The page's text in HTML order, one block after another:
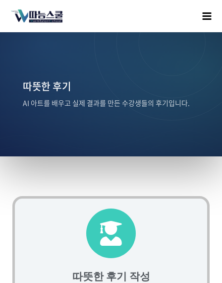
따뜻한 후기
AI 아트를 배우고 실제 결과를 만든 수강생들의 후기입니다.
따뜻한 후기 작성